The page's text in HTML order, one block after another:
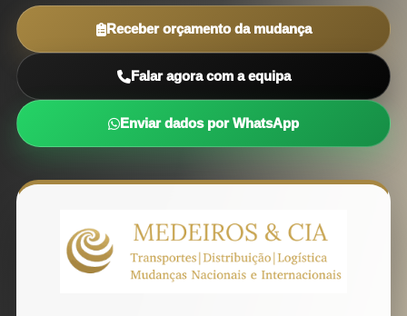
Receber orçamento da mudança
Falar agora com a equipa
Enviar dados por WhatsApp